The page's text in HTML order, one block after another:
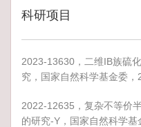
科研项目
2023-13630，二维IB族硫
究，国家自然科学基金委
2022-12635，复杂不等价
的研究-Y，国家自然科学